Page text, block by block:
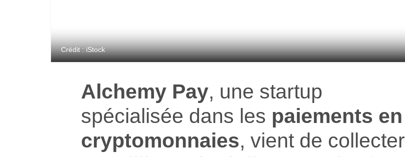
Crédit : iStock
Alchemy Pay, une startup
spécialisée dans les paiements en
cryptomonnaies, vient de collecter